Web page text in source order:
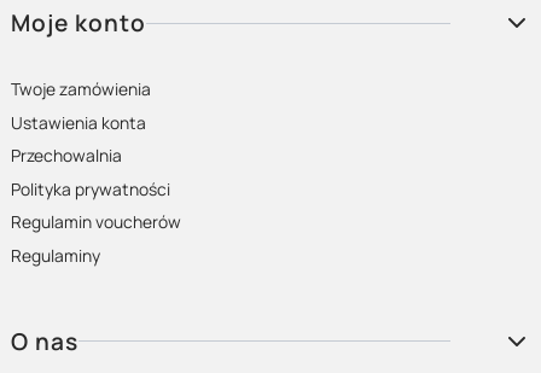
Moje konto
Twoje zamówienia
Ustawienia konta
Przechowalnia
Polityka prywatności
Regulamin voucherów
Regulaminy
O nas